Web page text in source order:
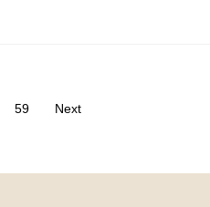
59 Next